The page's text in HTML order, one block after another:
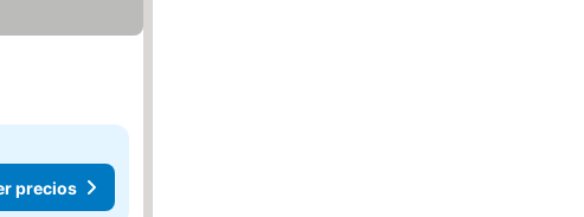
precios